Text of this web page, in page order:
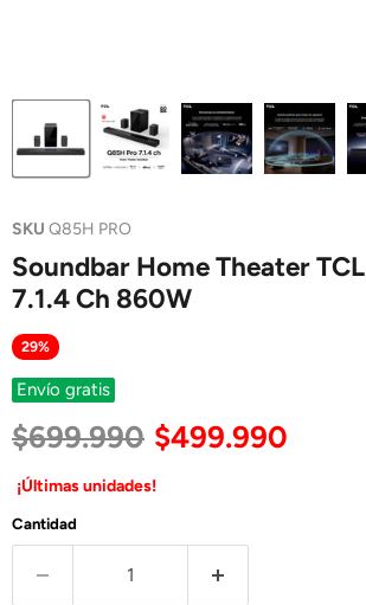
SKU Q85H PRO
Soundbar Home Theater
7.1.4 Ch 860W
29%
Envío gratis
Precio original
$699.990 Precio actual
$499.990
¡Últimas unidades!
Cantidad